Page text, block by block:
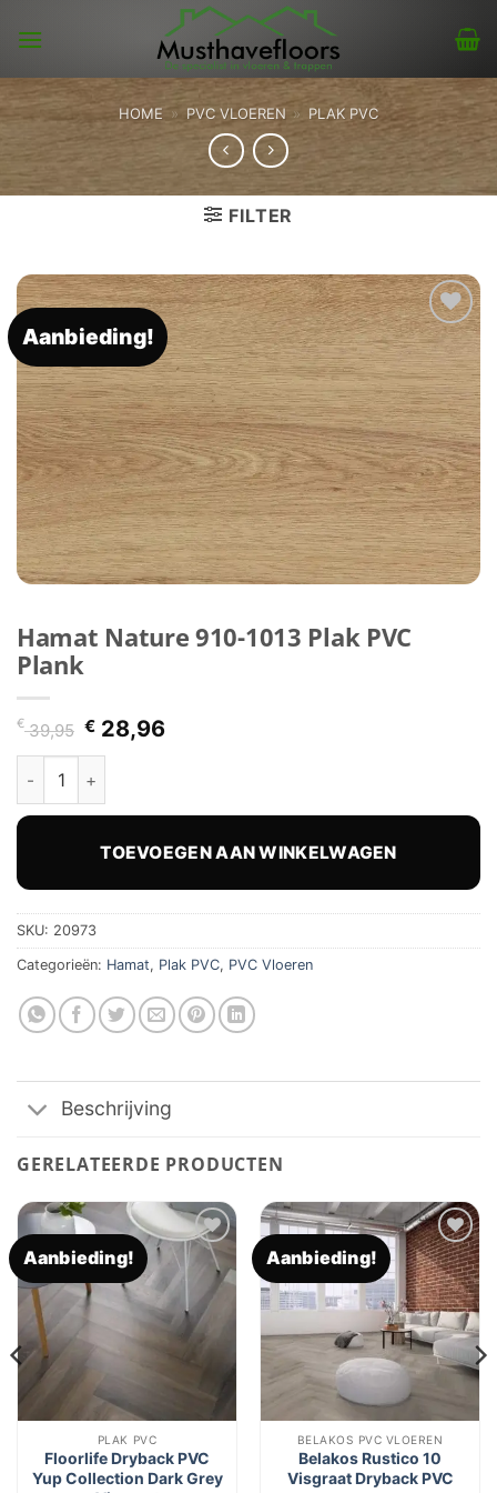
HOME » PVC VLOEREN » PLAK PVC
FILTER
Aanbieding!
Toevoegen
aan
verlanglijst
Hamat Nature 910-1013 Plak PVC
Plank
€39,95 Oorspronkelijke
prijs
was:
€ 39,95.
€28,96Huidige
TOEVOEGEN AAN WINKELWAGEN
SKU: 20973
Categorieën: Hamat, Plak PVC, PVC Vloeren
Beschrijving
GERELATEERDE PRODUCTEN
Aanbieding!
Toevoegen
verlanglijst
PLAK PVC
Floorlife Dryback PVC
Yup Collection Dark Grey
Aanbieding!
Toevoegen
aan
verlanglijst
BELAKOS PVC VLOEREN
Belakos Rustico 10
Visgraat Dryback PVC